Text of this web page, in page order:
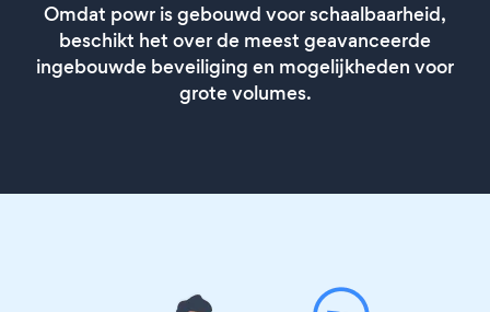
Omdat powr is gebouwd voor schaalbaarheid,
beschikt het over de meest geavanceerde
ingebouwde beveiliging en mogelijkheden voor
grote volumes.